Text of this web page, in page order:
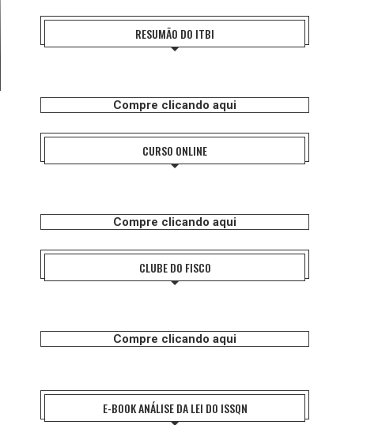
RESUMÃO DO ITBI
Compre clicando aqui
CURSO ONLINE
Compre clicando aqui
CLUBE DO FISCO
Compre clicando aqui
E-BOOK ANÁLISE DA LEI DO ISSQN